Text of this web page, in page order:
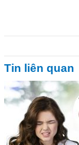
Tin liên quan